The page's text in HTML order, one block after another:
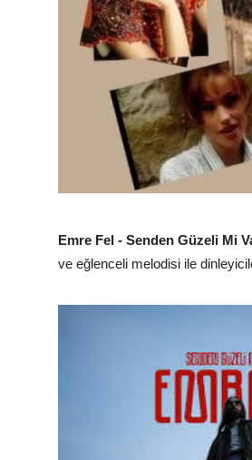
Emre Fel - Senden Güzeli Mi
ve eğlenceli melodisi ile